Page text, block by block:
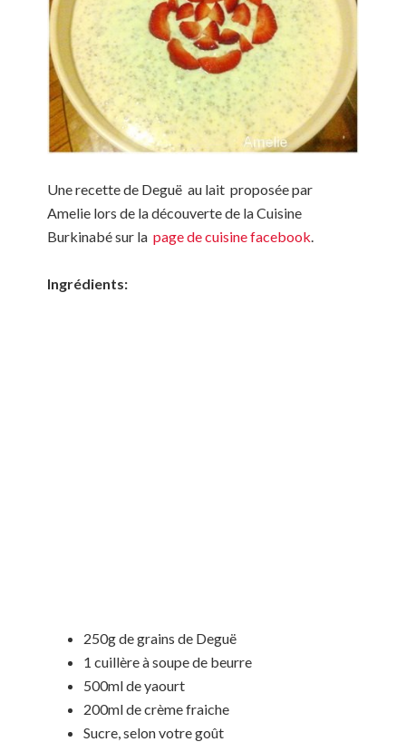
Une recette de Deguë au lait proposée par
Amelie lors de la découverte de la Cuisine
Burkinabé sur lapage de cuisine facebook
Ingrédients:
250g de grains de Deguë
1 cuillère à soupe de beurre
500ml de yaourt
200ml de crème fraiche
Sucre, selon votre goût